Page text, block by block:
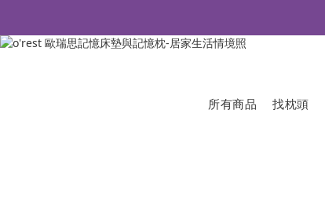
所有商品 找枕頭